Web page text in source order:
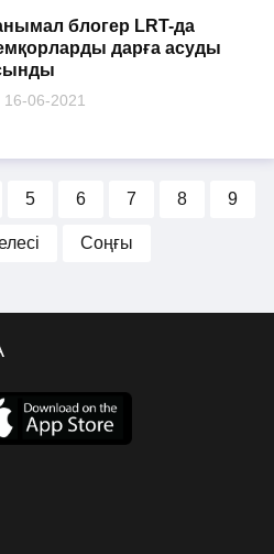
блогер LRT-да
дарға асуды
16-06-2021
5 6 7 8 9
Соңғы